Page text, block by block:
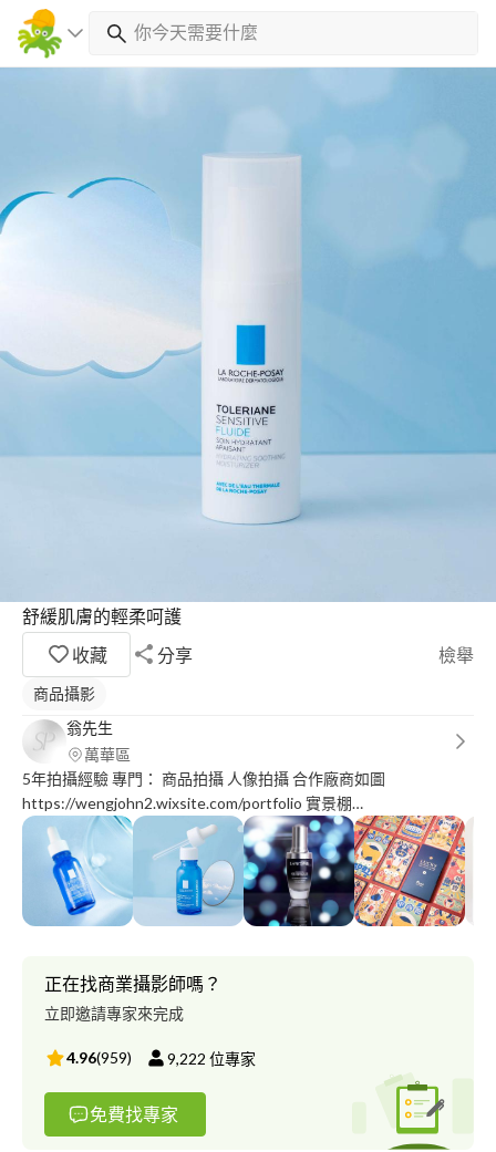
舒緩肌膚的輕柔呵護
收藏
分享 檢舉
商品攝影
翁先生
萬華區
5年拍攝經驗 專門： 商品拍攝 人像拍攝 合作廠商如圖
https://wengjohn2.wixsite.com/portfolio 實景棚
https://www.instagram.com/sykerproject?
正在找商業攝影師嗎？
立即邀請專家來完成
4.96(959) 9,222 位專家
免費找專家